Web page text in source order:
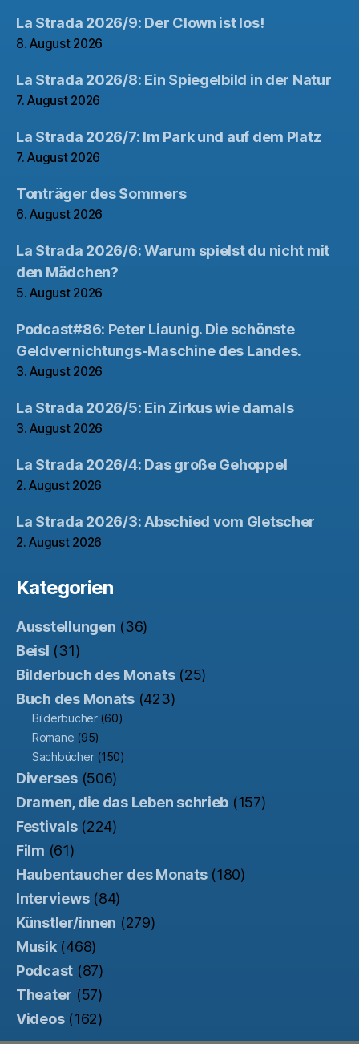
La Strada 2026/9: Der Clown ist los!
8. August 2026
La Strada 2026/8: Ein Spiegelbild in der Natur
7. August 2026
La Strada 2026/7: Im Park und auf dem Platz
7. August 2026
Tonträger des Sommers
6. August 2026
La Strada 2026/6: Warum spielst du nicht mit
den Mädchen?
5. August 2026
Podcast#86: Peter Liaunig. Die schönste
Geldvernichtungs-Maschine des Landes.
3. August 2026
La Strada 2026/5: Ein Zirkus wie damals
3. August 2026
La Strada 2026/4: Das große Gehoppel
2. August 2026
La Strada 2026/3: Abschied vom Gletscher
2. August 2026
Kategorien
Ausstellungen (36)
Beisl (31)
Bilderbuch des Monats(25)
Buch des Monats(423)
Bilderbücher(60)
Romane (95)
Sachbücher(150)
Diverses(506)
Dramen, die das Leben schrieb (157)
Festivals(224)
Film (61)
Haubentaucher des Monats(180)
Interviews(84)
Künstler/innen (279)
Musik(468)
Podcast (87)
Theater (57)
Videos(162)